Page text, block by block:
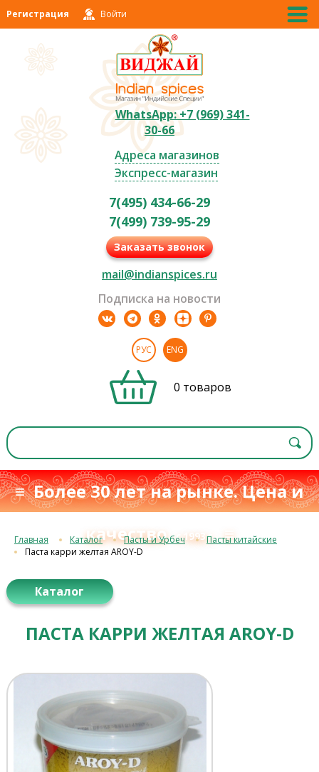
Регистрация Войти
WhatsApp: +7 (969) 341-
30-66
Адреса магазинов
Экспресс-магазин
7(495) 434-66-29
7(499) 739-95-29
Заказать звонок
mail@indianspices.ru
Подписка на новости
РУС ENG
0 товаров
≡ Более 30 лет на рынке. Цена и
качествос 1993 г.≡
Главная Каталог Пасты и Урбеч
Пасты китайские
Паста карри желтая AROY-D
Каталог
ПАСТА КАРРИ ЖЕЛТАЯ AROY-D